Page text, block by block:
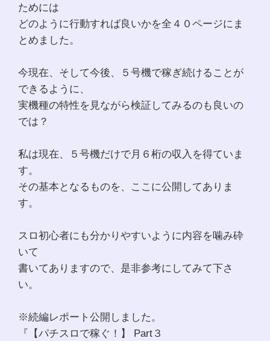
ためには
どのように行動すれば良いかを全４０ページにま
とめました。
今現在、そして今後、５号機で稼ぎ続けることが
できるように、
実機種の特性を見ながら検証してみるのも良いの
では？
私は現在、５号機だけで月６桁の収入を得ていま
す。
その基本となるものを、ここに公開してありま
す。
スロ初心者にも分かりやすいように内容を噛み砕
いて
書いてありますので、是非参考にしてみて下さ
い。
※続編レポート公開しました。
『【パチスロで稼ぐ！】 Part３